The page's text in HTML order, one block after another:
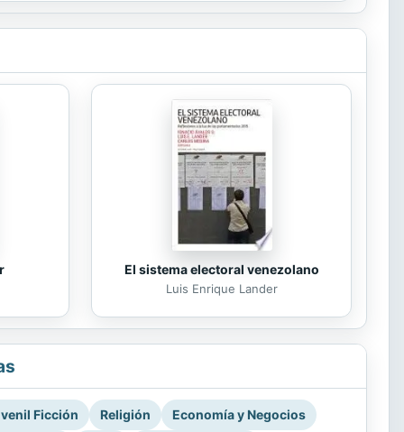
El sistema electoral venezolano
Luis Enrique Lander
Ficción Religión Economía y Negocios